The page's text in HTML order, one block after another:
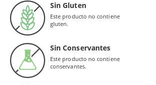
Sin Gluten
Este producto no contiene
gluten.
Sin Conservantes
Este producto no contiene
conservantes.